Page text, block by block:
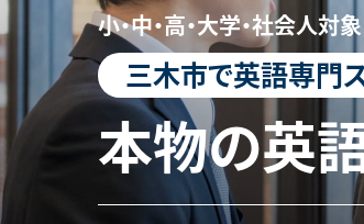
小・中・高・大学・社会人対象
三木市で英語専門
本物の英